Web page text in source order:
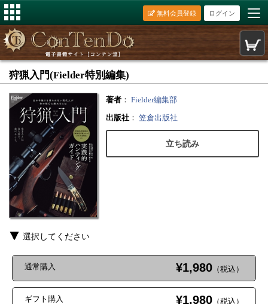
ログイン
無料会員登録
狩猟入門(Fielder特別編集)
著者 ： Fielder編集部
出版社 ： 笠倉出版社
立ち読み
選択してください
通常購入 ¥1,980 （税込）
ギフト購入 ¥1,980 （税込）